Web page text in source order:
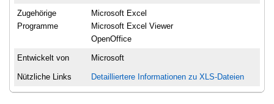
Zugehörige
Programme
Microsoft Excel
Microsoft Excel Viewer
OpenOffice
Entwickelt von Microsoft
Nützliche Links Detailliertere Informationen zu XLS-Dateien